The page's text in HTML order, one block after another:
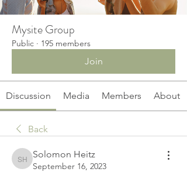
Mysite Group
Public · 195 members
Join
Discussion Media Members About
Back
Solomon Heitz
Solomon Heitz
September 16, 2023